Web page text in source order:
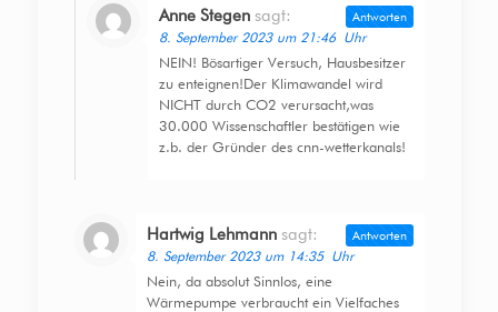
Anne Stegen sagt:
8. September 2023 um 21:46 Uhr
NEIN! Bösartiger Versuch, Hausbesitzer
zu enteignen!Der Klimawandel wird
NICHT durch CO2 verursacht,was
30.000 Wissenschaftler bestätigen wie
z.b. der Gründer des cnn-wetterkanals!
Antworten
Hartwig Lehmann sagt:
8. September 2023 um 14:35 Uhr
Nein, da absolut Sinnlos, eine
Wärmepumpe verbraucht ein Vielfaches
Antworten